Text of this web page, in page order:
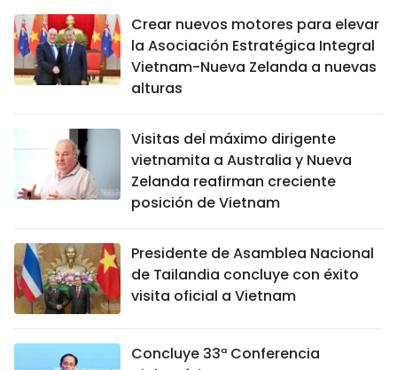
Crear nuevos motores para elevar
la Asociación Estratégica Integral
Vietnam-Nueva Zelanda a nuevas
alturas
Visitas del máximo dirigente
vietnamita a Australia y Nueva
Zelanda reafirman creciente
posición de Vietnam
Presidente de Asamblea Nacional
de Tailandia concluye con éxito
visita oficial a Vietnam
Concluye 33ª Conferencia